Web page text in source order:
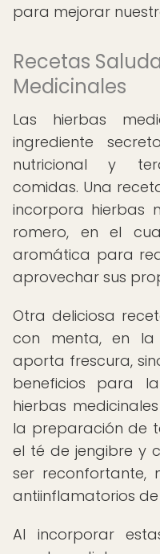
para mejorar
Recetas
Medicinales
Las hierbas
ingrediente
nutricional y
comidas. Una
incorpora hierbas
romero, en el
aromática para
aprovechar sus
Otra deliciosa
con menta, en
aporta frescura,
beneficios para
hierbas
la preparación de
el té de jengibre y
ser reconfortante,
antiinflamatorios
Al incorporar